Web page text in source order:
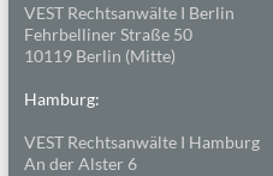
VEST Rechtsanwälte I Berlin
Fehrbelliner Straße 50
10119 Berlin (Mitte)
Hamburg:
VEST Rechtsanwälte I Hamburg
An der Alster 6